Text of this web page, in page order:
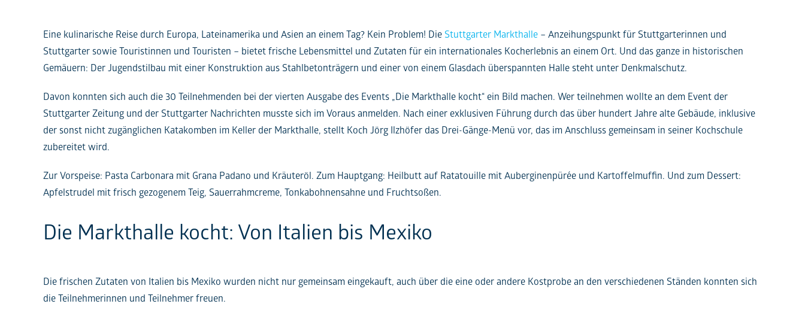
Eine kulinarische Reise durch Europa, Lateinamerika und Asien an einem Tag? Kein Problem! Die Stuttgarter Markthalle – Anzeihungspunkt für Stuttgarterinnen und
Stuttgarter sowie Touristinnen und Touristen – bietet frische Lebensmittel und Zutaten für ein internationales Kocherlebnis an einem Ort. Und das ganze in historischen
Gemäuern: Der Jugendstilbau mit einer Konstruktion aus Stahlbetonträgern und einer von einem Glasdach überspannten Halle steht unter Denkmalschutz.
Davon konnten sich auch die 30 Teilnehmenden bei der vierten Ausgabe des Events „Die Markthalle kocht“ ein Bild machen. Wer teilnehmen wollte an dem Event der
Stuttgarter Zeitung und der Stuttgarter Nachrichten musste sich im Voraus anmelden. Nach einer exklusiven Führung durch das über hundert Jahre alte Gebäude, inklusive
der sonst nicht zugänglichen Katakomben im Keller der Markthalle, stellt Koch Jörg Ilzhöfer das Drei-Gänge-Menü vor, das im Anschluss gemeinsam in seiner Kochschule
zubereitet wird.
Zur Vorspeise: Pasta Carbonara mit Grana Padano und Kräuteröl. Zum Hauptgang: Heilbutt auf Ratatouille mit Auberginenpürée und Kartoffelmuffin. Und zum Dessert:
Apfelstrudel mit frisch gezogenem Teig, Sauerrahmcreme, Tonkabohnensahne und Fruchtsoßen.
Die Markthalle kocht: Von Italien bis Mexiko
Die frischen Zutaten von Italien bis Mexiko wurden nicht nur gemeinsam eingekauft, auch über die eine oder andere Kostprobe an den verschiedenen Ständen konnten sich
die Teilnehmerinnen und Teilnehmer freuen.